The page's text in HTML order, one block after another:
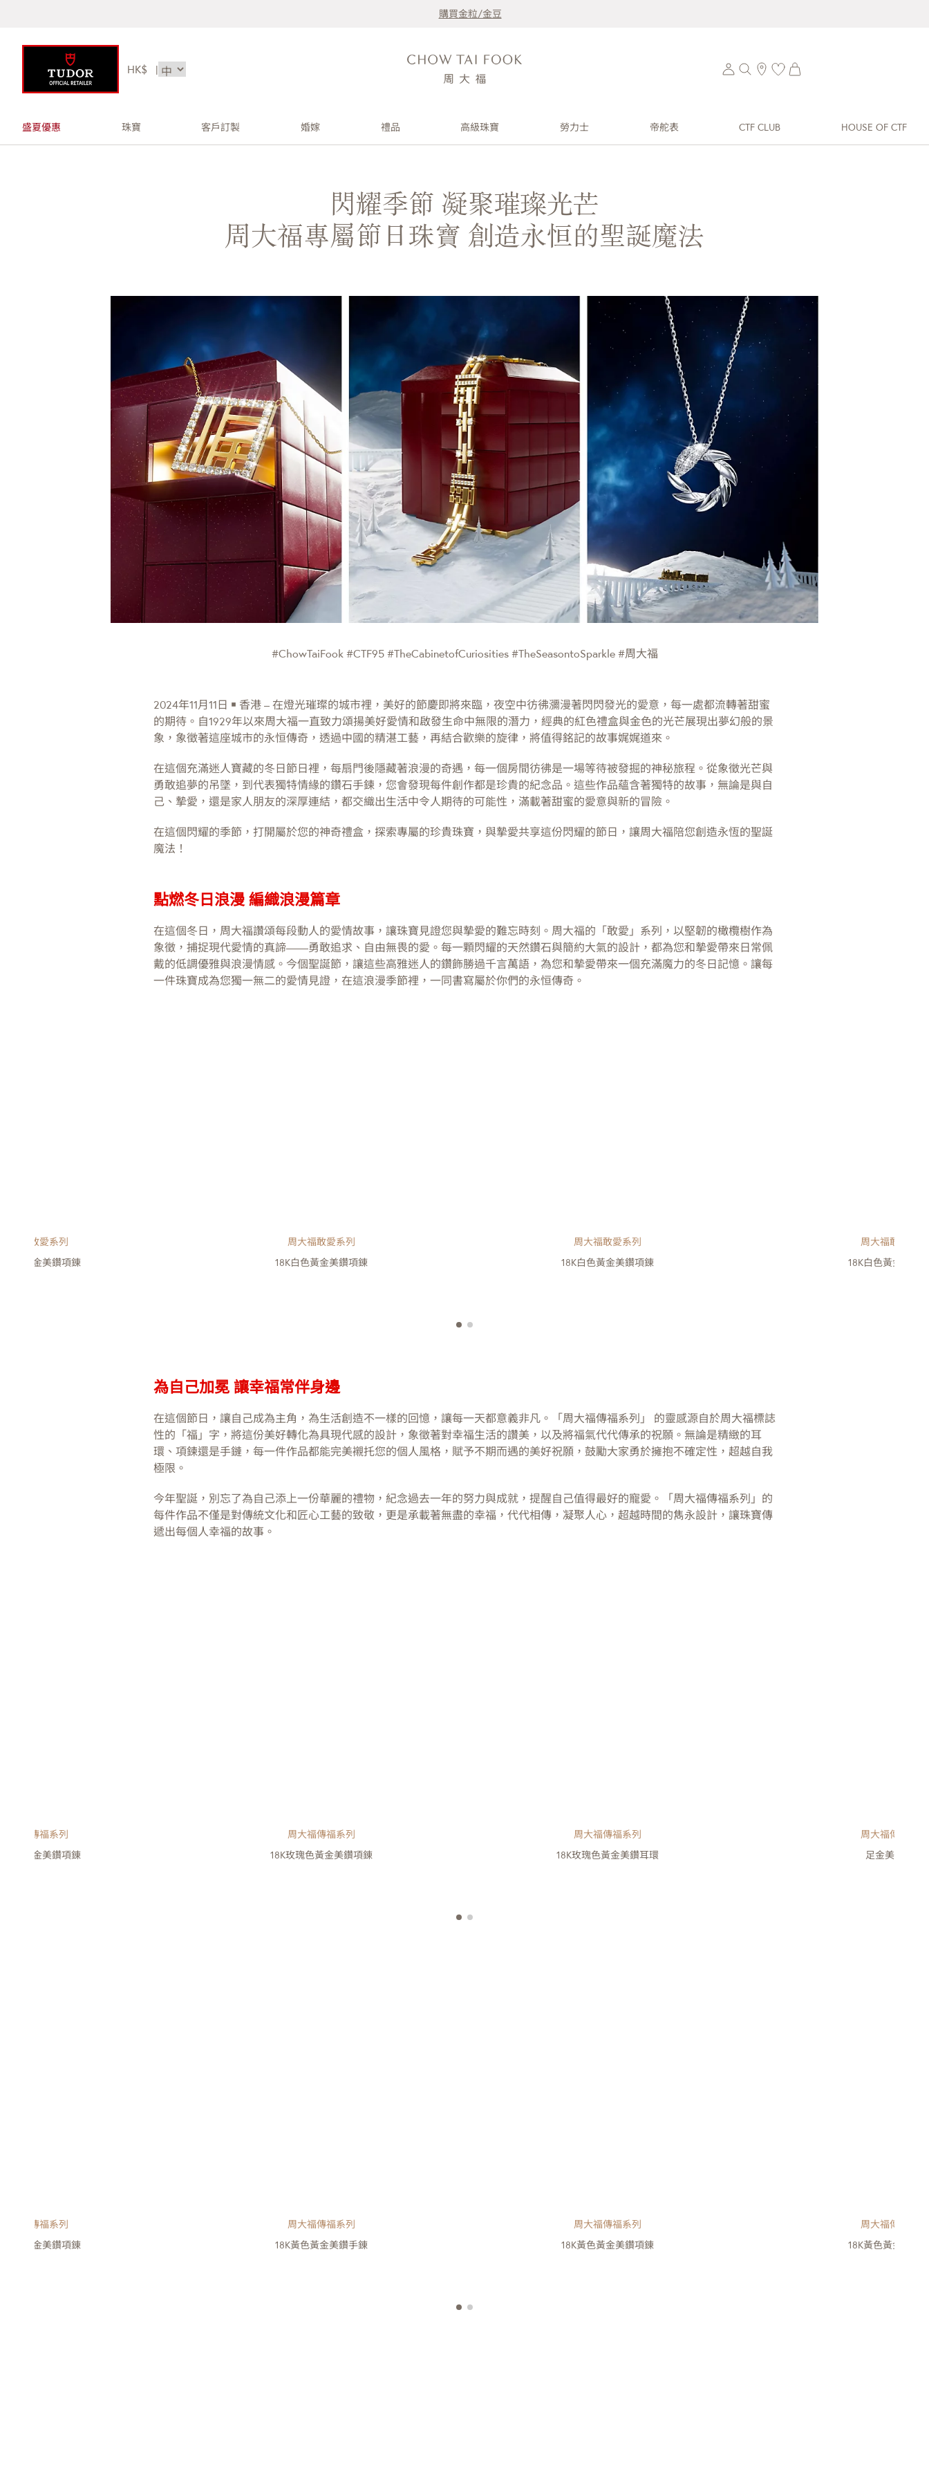
購買金粒/金豆
HK$ |
盛夏優惠 珠寶 客戶訂製 婚嫁 禮品 高級珠寶 勞力士 帝舵表 CTF CLUB HOUSE OF CTF
閃耀季節 凝聚璀璨光芒
周大福專屬節日珠寶 創造永恒的聖誕魔法
#ChowTaiFook #CTF95 #TheCabinetofCuriosities #TheSeasontoSparkle #周大福
2024年11月11日 ￭ 香港 – 在燈光璀璨的城市裡，美好的節慶即將來臨，夜空中彷彿瀰漫著閃閃發光的愛意，每一處都流轉著甜蜜
的期待。自1929年以來周大福一直致力頌揚美好愛情和啟發生命中無限的潛力，經典的紅色禮盒與金色的光芒展現出夢幻般的景
象，象徵著這座城市的永恒傳奇，透過中國的精湛工藝，再結合歡樂的旋律，將值得銘記的故事娓娓道來。
在這個充滿迷人寶藏的冬日節日裡，每扇門後隱藏著浪漫的奇遇，每一個房間彷彿是一場等待被發掘的神秘旅程。從象徵光芒與
勇敢追夢的吊墜，到代表獨特情緣的鑽石手鍊，您會發現每件創作都是珍貴的紀念品。這些作品蘊含著獨特的故事，無論是與自
己、摯愛，還是家人朋友的深厚連結，都交織出生活中令人期待的可能性，滿載著甜蜜的愛意與新的冒險。
在這個閃耀的季節，打開屬於您的神奇禮盒，探索專屬的珍貴珠寶，與摯愛共享這份閃耀的節日，讓周大福陪您創造永恆的聖誕
魔法！
點燃冬日浪漫 編織浪漫篇章
在這個冬日，周大福讚頌每段動人的愛情故事，讓珠寶見證您與摯愛的難忘時刻。周大福的「敢愛」系列，以堅韌的橄欖樹作為
象徵，捕捉現代愛情的真諦——勇敢追求、自由無畏的愛。每一顆閃耀的天然鑽石與簡約大氣的設計，都為您和摯愛帶來日常佩
戴的低調優雅與浪漫情感。今個聖誕節，讓這些高雅迷人的鑽飾勝過千言萬語，為您和摯愛帶來一個充滿魔力的冬日記憶。讓每
一件珠寶成為您獨一無二的愛情見證，在這浪漫季節裡，一同書寫屬於你們的永恒傳奇。
周大福敢愛系列
白色黃金美鑽項錬
周大福敢愛系列
18K白色黃金美鑽項錬
周大福敢愛系列
18K白色黃金美鑽項錬
周大福敢愛系列
18K白色黃金美鑽
為自己加冕 讓幸福常伴身邊
在這個節日，讓自己成為主角，為生活創造不一樣的回憶，讓每一天都意義非凡。「周大福傳福系列」 的靈感源自於周大福標誌
性的「福」字，將這份美好轉化為具現代感的設計，象徵著對幸福生活的讚美，以及將福氣代代傳承的祝願。無論是精緻的耳
環、項鍊還是手鏈，每一件作品都能完美襯托您的個人風格，賦予不期而遇的美好祝願，鼓勵大家勇於擁抱不確定性，超越自我
極限。
今年聖誕，別忘了為自己添上一份華麗的禮物，紀念過去一年的努力與成就，提醒自己值得最好的寵愛。「周大福傳福系列」的
每件作品不僅是對傳統文化和匠心工藝的致敬，更是承載著無盡的幸福，代代相傳，凝聚人心，超越時間的雋永設計，讓珠寶傳
遞出每個人幸福的故事。
周大福傳福系列
白色黃金美鑽項錬
周大福傳福系列
18K玫瑰色黃金美鑽項錬
周大福傳福系列
18K玫瑰色黃金美鑽耳環
周大福傳福系列
足金美鑽戎指
周大福傳福系列
黃色黃金美鑽項錬
周大福傳福系列
18K黃色黃金美鑽手錬
周大福傳福系列
18K黃色黃金美鑽項錬
周大福傳福系列
18K黃色黃金美鑽